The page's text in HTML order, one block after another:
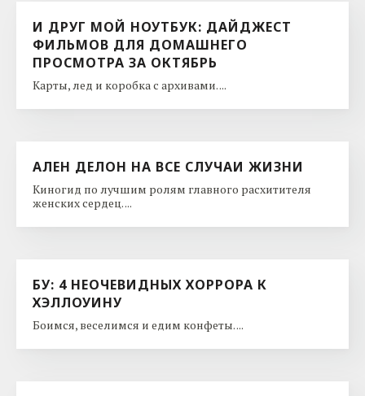
И ДРУГ МОЙ НОУТБУК: ДАЙДЖЕСТ
ФИЛЬМОВ ДЛЯ ДОМАШНЕГО
ПРОСМОТРА ЗА ОКТЯБРЬ
Карты, лед и коробка с архивами. ...
АЛЕН ДЕЛОН НА ВСЕ СЛУЧАИ ЖИЗНИ
Киногид по лучшим ролям главного расхитителя
женских сердец. ...
БУ: 4 НЕОЧЕВИДНЫХ ХОРРОРА К
ХЭЛЛОУИНУ
Боимся, веселимся и едим конфеты. ...